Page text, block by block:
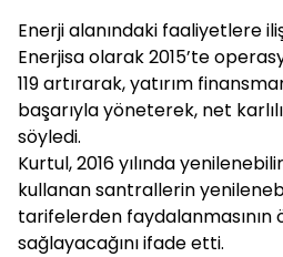
Enerji alanındaki faaliyetlere
Enerjisa olarak 2015’te
119 artırarak, yatırım
başarıyla yöneterek, net
söyledi.
Kurtul, 2016 yılında
kullanan santrallerin
tarifelerden faydalanmasının
sağlayacağını ifade etti.